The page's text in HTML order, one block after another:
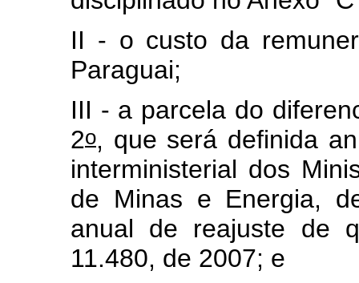
II - o custo da
Paraguai;
III - a parcela do
2o, que será definida
interministerial dos
de Minas e Energia,
anual de reajuste de
11.480, de 2007; e